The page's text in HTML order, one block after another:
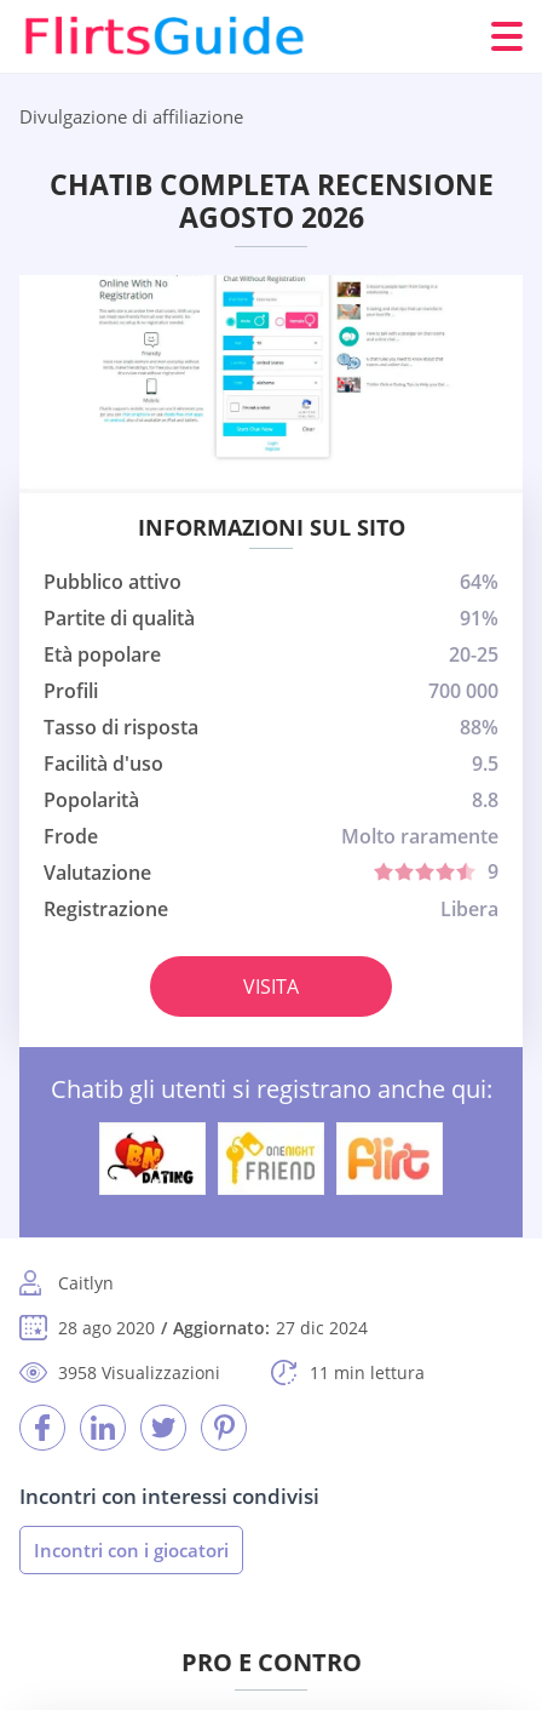
Divulgazione di affiliazione
CHATIB COMPLETA RECENSIONE
AGOSTO 2026
INFORMAZIONI SUL SITO
Pubblico attivo
64%
Partite di qualità
91%
Età popolare
20-25
Profili
700 000
Tasso di risposta
88%
Facilità d'uso
9.5
Popolarità
8.8
Frode
Molto raramente
Valutazione
9
Registrazione
Libera
VISITA
Chatib gli utenti si registrano anche qui:
Caitlyn
28 ago 2020
Aggiornato: 27 dic 2024
3958 Visualizzazioni
11 min lettura
Incontri con interessi condivisi
Incontri con i giocatori
PRO E CONTRO